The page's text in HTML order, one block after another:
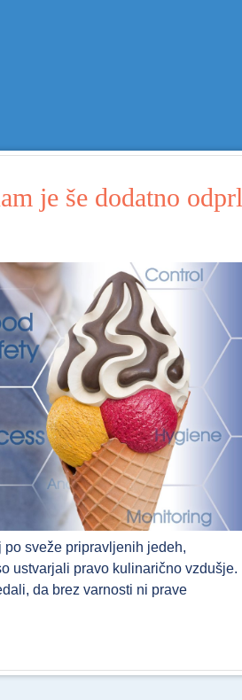
je še dodatno odprl
sveže pripravljenih jedeh,
ustvarjali pravo kulinarično vzdušje.
da brez varnosti ni prave